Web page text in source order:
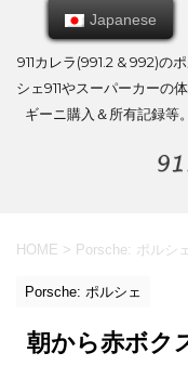
911カレラ(991.2 & 992)の
シェ911やスーパーカーの
ギーニ購入＆所有記録
HOME > Porsche: ポルシ
Porsche: ポルシェ
朝から赤ボク
Japanese
Japanese